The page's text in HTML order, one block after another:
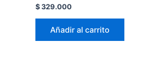
$329.000
Añadir al carrito